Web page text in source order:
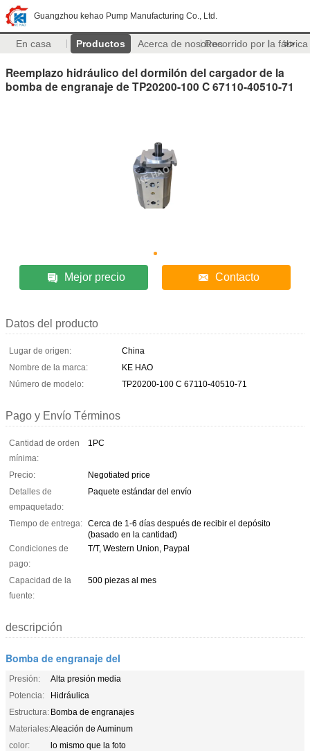
Guangzhou kehao Pump Manufacturing Co., Ltd.
En casa Productos Acerca de nosotrosRecorrido por la fábrica
>>
Reemplazo hidráulico del dormilón del cargador de la
bomba de engranaje de TP20200-100 C 67110-40510-71
Mejor precio Contacto
Datos del producto
Lugar de origen:
China
Nombre de la marca:
KE HAO
Número de modelo:
TP20200-100 C 67110-40510-71
Pago y Envío Términos
Cantidad de orden
mínima:
1PC
Precio:
Negotiated price
Detalles de
empaquetado:
Paquete estándar del envío
Tiempo de entrega: Cerca de 1-6 días después de recibir el depósito
(basado en la cantidad)
Condiciones de
pago:
T/T, Western Union, Paypal
Capacidad de la
fuente:
500 piezas al mes
descripción
Bomba de engranaje del
Presión:
Alta presión media
Potencia:
Hidráulica
Estructura: Bomba de engranajes
Materiales:Aleación de Auminum
color:
lo mismo que la foto